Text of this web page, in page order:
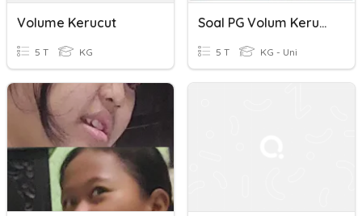
Volume Kerucut
5 T KG
Soal PG Volum Kerucut
5 T KG - Uni